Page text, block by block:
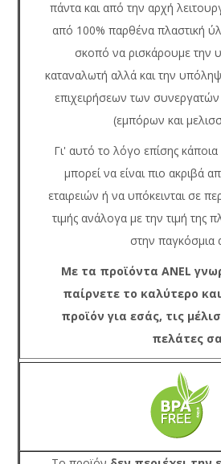
πάντα και από την αρχή
από 100% παρθένα πλαστική
σκοπό να ρισκάρουμε την
καταναλωτή αλλά και την
επιχειρήσεων των
(εμπόρων και
Γι' αυτό το λόγο επίσης
μπορεί να είναι πιο ακριβά
εταιρειών ή να υπόκεινται σε
τιμής ανάλογα με την τιμή της
στην παγκόσμια
Με τα προϊόντα ANEL
παίρνετε το καλύτερο
προϊόν για εσάς, τις
πελάτες